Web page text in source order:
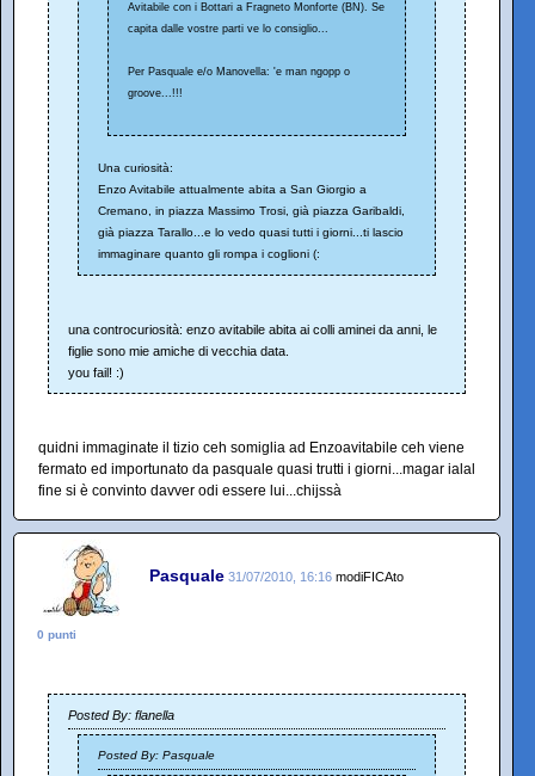
Avitabile con i Bottari a Fragneto Monforte (BN). Se
capita dalle vostre parti ve lo consiglio...
Per Pasquale e/o Manovella: 'e man ngopp o
groove...!!!
Una curiosità:
Enzo Avitabile attualmente abita a San Giorgio a
Cremano, in piazza Massimo Trosi, già piazza Garibaldi,
già piazza Tarallo...e lo vedo quasi tutti i giorni...ti lascio
immaginare quanto gli rompa i coglioni (:
una controcuriosità: enzo avitabile abita ai colli aminei da anni, le
figlie sono mie amiche di vecchia data.
you fail! :)
quidni immaginate il tizio ceh somiglia ad Enzoavitabile ceh viene
fermato ed importunato da pasquale quasi trutti i giorni...magar ialal
fine si è convinto davver odi essere lui...chijssà
Pasquale 31/07/2010, 16:16 modiFICAto
0 punti
Posted By: flanella
Posted By: Pasquale